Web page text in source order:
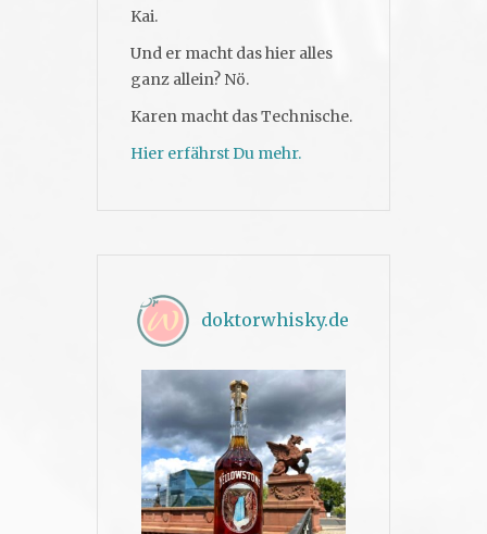
Kai.
Und er macht das hier alles
ganz allein? Nö.
Karen macht das Technische.
Hier erfährst Du mehr.
doktorwhisky.de